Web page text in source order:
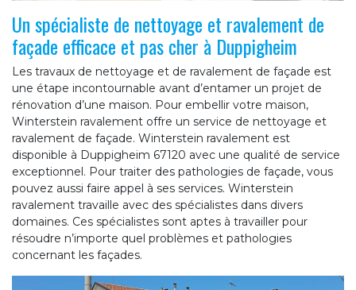
Un spécialiste de nettoyage et ravalement de
façade efficace et pas cher à Duppigheim
Les travaux de nettoyage et de ravalement de façade est
une étape incontournable avant d’entamer un projet de
rénovation d’une maison. Pour embellir votre maison,
Winterstein ravalement offre un service de nettoyage et
ravalement de façade. Winterstein ravalement est
disponible à Duppigheim 67120 avec une qualité de service
exceptionnel. Pour traiter des pathologies de façade, vous
pouvez aussi faire appel à ses services. Winterstein
ravalement travaille avec des spécialistes dans divers
domaines. Ces spécialistes sont aptes à travailler pour
résoudre n’importe quel problèmes et pathologies
concernant les façades.